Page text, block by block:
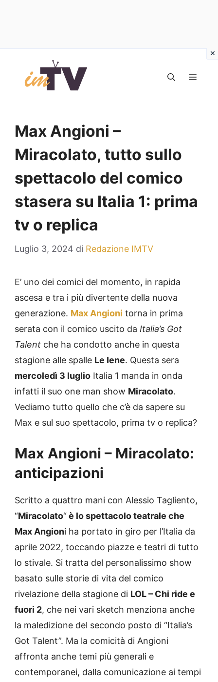
contenuto
Max Angioni –
Miracolato, tutto sullo
spettacolo del comico
stasera su Italia 1: prima
tv o replica
Luglio 3, 2024 di Redazione IMTV
E’ uno dei comici del momento, in rapida
ascesa e tra i più divertente della nuova
generazione. Max Angioni torna in prima
serata con il comico uscito da Italia’s Got
Talent che ha condotto anche in questa
stagione alle spalle Le Iene. Questa sera
mercoledì 3 luglio Italia 1 manda in onda
infatti il suo one man show Miracolato.
Vediamo tutto quello che c’è da sapere su
Max e sul suo spettacolo, prima tv o replica?
Max Angioni – Miracolato:
anticipazioni
Scritto a quattro mani con Alessio Tagliento,
“Miracolato“è lo spettacolo teatrale che
Max Angioni ha portato in giro per l’Italia da
aprile 2022, toccando piazze e teatri di tutto
lo stivale. Si tratta del personalissimo show
basato sulle storie di vita del comico
rivelazione della stagione di LOL – Chi ride e
fuori 2, che nei vari sketch menziona anche
la maledizione del secondo posto di “Italia’s
Got Talent”. Ma la comicità di Angioni
affronta anche temi più generali e
contemporanei, dalla comunicazione ai tempi